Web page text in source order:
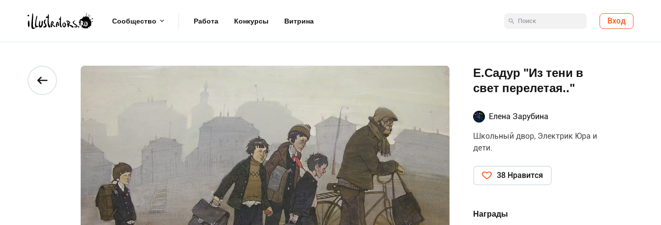
Сообщество Работа Конкурсы Витрина Вход
Е.Садур "Из тени в
свет перелетая.."
Елена Зарубина
Школьный двор, Электрик Юра и
дети.
38 Нравится
Награды